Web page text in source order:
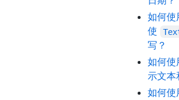
如何使
使
写？
如何使
示文本
如何使